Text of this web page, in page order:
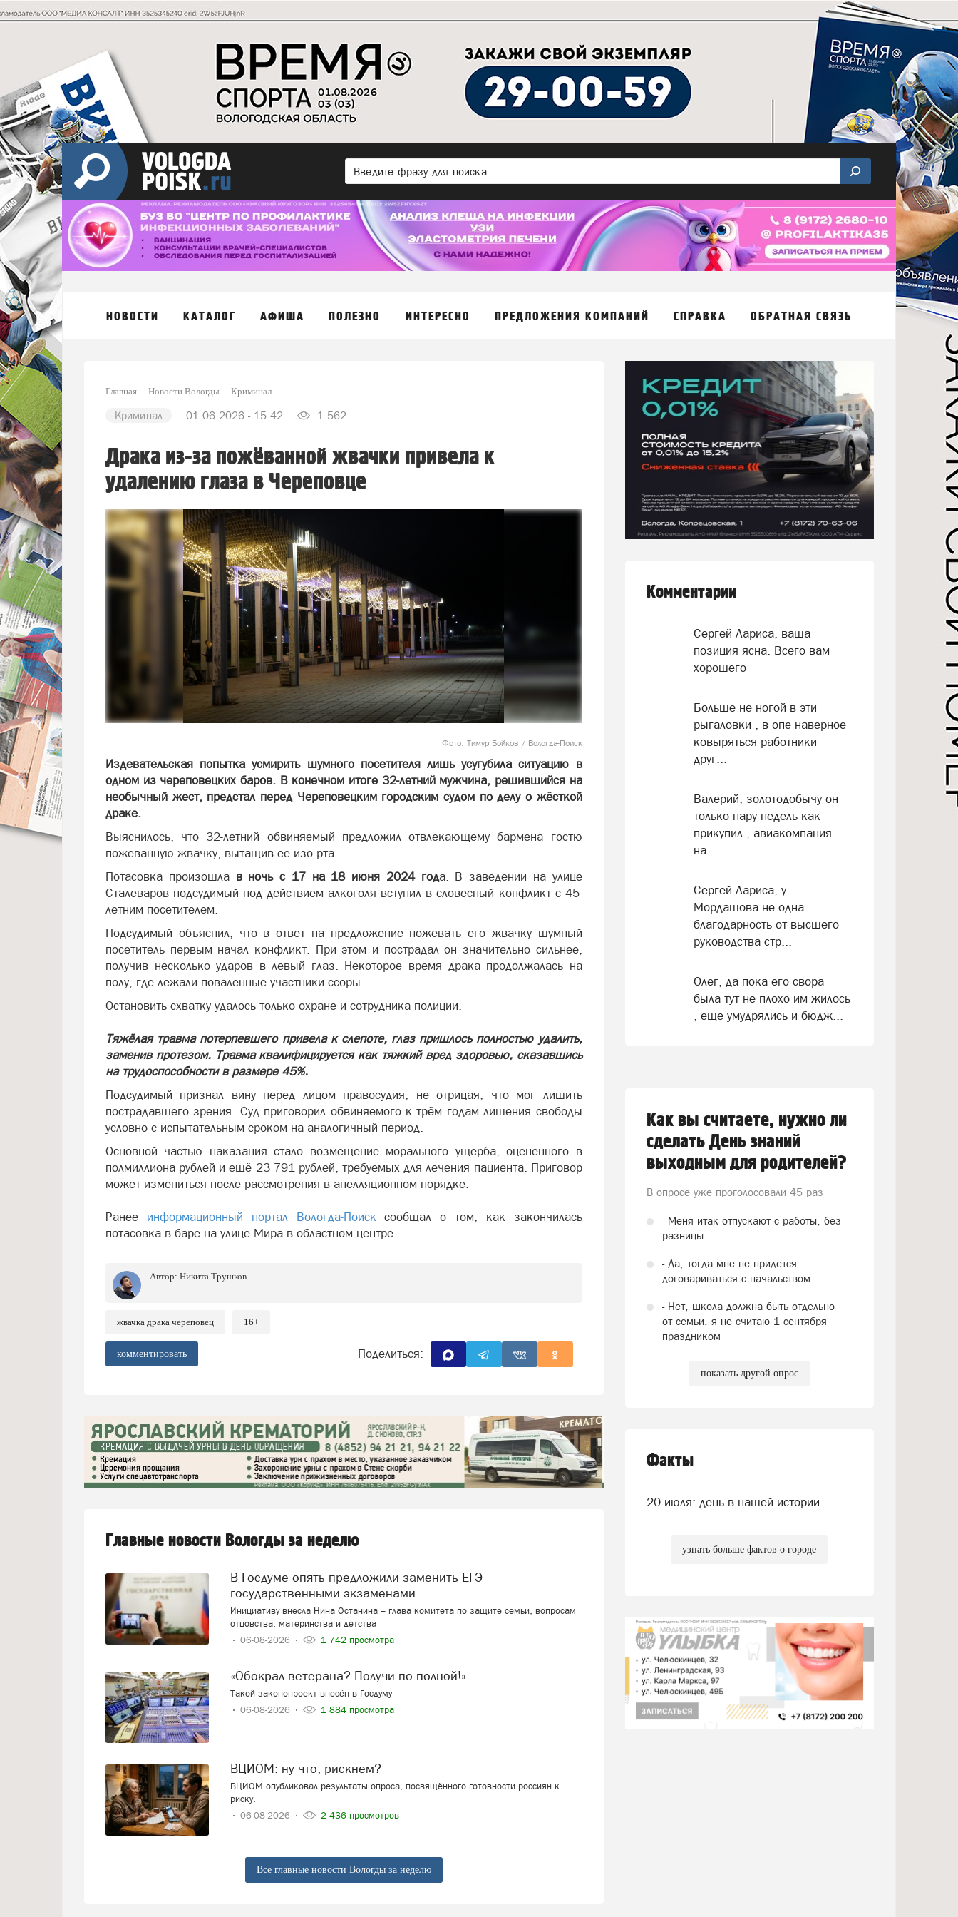
НОВОСТИ КАТАЛОГ АФИША ПОЛЕЗНО ИНТЕРЕСНО ПРЕДЛОЖЕНИЯ КОМПАНИЙ СПРАВКА ОБРАТНАЯ СВЯЗЬ
Главная Новости Вологды Криминал
Криминал 01.06.2026 - 15:42 1 562
Драка из-за пожёванной жвачки привела к
удалению глаза в Череповце
Фото: Тимур Бойков / Вологда-Поиск
Издевательская попытка усмирить шумного посетителя лишь усугубила ситуацию в
одном из череповецких баров. В конечном итоге 32-летний мужчина, решившийся на
необычный жест, предстал перед Череповецким городским судом по делу о жёсткой
драке.
Выяснилось, что 32-летний обвиняемый предложил отвлекающему бармена гостю
пожёванную жвачку, вытащив её изо рта.
Потасовка произошла в ночь с 17 на 18 июня 2024 года. В заведении на улице
Сталеваров подсудимый под действием алкоголя вступил в словесный конфликт с 45-
летним посетителем.
Подсудимый объяснил, что в ответ на предложение пожевать его жвачку шумный
посетитель первым начал конфликт. При этом и пострадал он значительно сильнее,
получив несколько ударов в левый глаз. Некоторое время драка продолжалась на
полу, где лежали поваленные участники ссоры.
Остановить схватку удалось только охране и сотрудника полиции.
Тяжёлая травма потерпевшего привела к слепоте, глаз пришлось полностью удалить,
заменив протезом. Травма квалифицируется как тяжкий вред здоровью, сказавшись
на трудоспособности в размере 45%.
Подсудимый признал вину перед лицом правосудия, не отрицая, что мог лишить
пострадавшего зрения. Суд приговорил обвиняемого к трём годам лишения свободы
условно с испытательным сроком на аналогичный период.
Основной частью наказания стало возмещение морального ущерба, оценённого в
полмиллиона рублей и ещё 23 791 рублей, требуемых для лечения пациента. Приговор
может измениться после рассмотрения в апелляционном порядке.
Ранее информационный портал Вологда-Поиск сообщал о том, как закончилась
потасовка в баре на улице Мира в областном центре.
Автор: Никита Трушков
жвачка драка череповец 16+
комментировать Поделиться:
Главные новости Вологды за неделю
В Госдуме опять предложили заменить ЕГЭ
государственными экзаменами
Инициативу внесла Нина Останина – глава комитета по защите семьи, вопросам
отцовства, материнства и детства
06-08-2026
1 742 просмотра
«Обокрал ветерана? Получи по полной!»
Такой законопроект внесён в Госдуму
06-08-2026
1 884 просмотра
ВЦИОМ: ну что, рискнём?
ВЦИОМ опубликовал результаты опроса, посвящённого готовности россиян к
риску.
06-08-2026
2 436 просмотров
Все главные новости Вологды за неделю
Комментарии
Сергей Лариса, ваша
позиция ясна. Всего вам
хорошего
Больше не ногой в эти
рыгаловки , в опе наверное
ковыряться работники
друг...
Валерий, золотодобычу он
только пару недель как
прикупил , авиакомпания
на...
Сергей Лариса, у
Мордашова не одна
благодарность от высшего
руководства стр...
Олег, да пока его свора
была тут не плохо им жилось
, еще умудрялись и бюдж...
Как вы считаете, нужно ли
сделать День знаний
выходным для родителей?
В опросе уже проголосовали 45 раз
- Меня итак отпускают с работы, без
разницы
- Да, тогда мне не придется
договариваться с начальством
- Нет, школа должна быть отдельно
от семьи, я не считаю 1 сентября
праздником
показать другой опрос
Факты
20 июля: день в нашей истории
узнать больше фактов о городе